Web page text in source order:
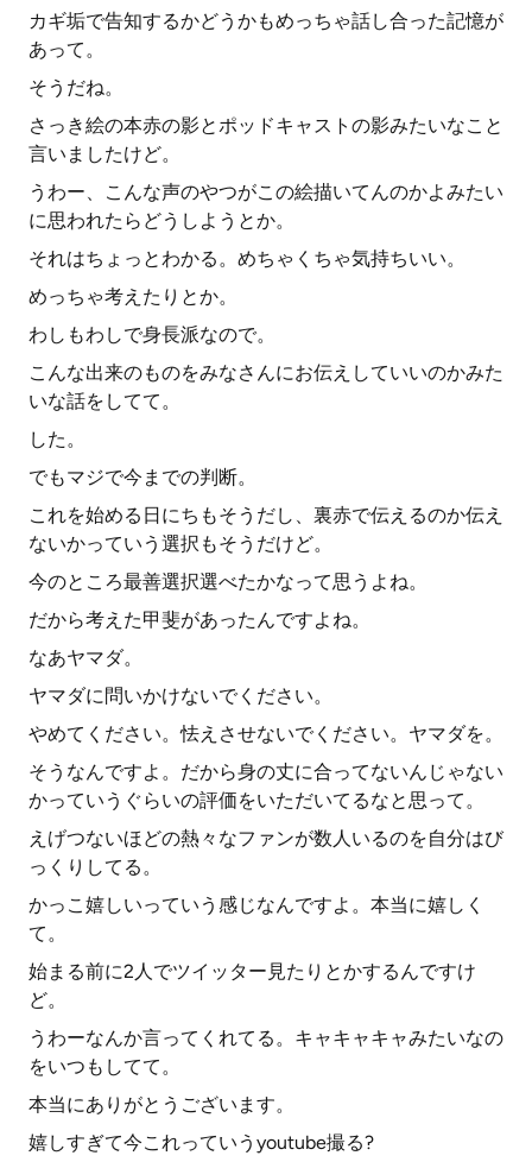
カギ垢で告知するかどうかもめっちゃ話し合った記憶が
あって。
そうだね。
さっき絵の本赤の影とポッドキャストの影みたいなこと
言いましたけど。
うわー、こんな声のやつがこの絵描いてんのかよみたい
に思われたらどうしようとか。
それはちょっとわかる。めちゃくちゃ気持ちいい。
めっちゃ考えたりとか。
わしもわしで身長派なので。
こんな出来のものをみなさんにお伝えしていいのかみた
いな話をしてて。
した。
でもマジで今までの判断。
これを始める日にちもそうだし、裏赤で伝えるのか伝え
ないかっていう選択もそうだけど。
今のところ最善選択選べたかなって思うよね。
だから考えた甲斐があったんですよね。
なあヤマダ。
ヤマダに問いかけないでください。
やめてください。怯えさせないでください。ヤマダを。
そうなんですよ。だから身の丈に合ってないんじゃない
かっていうぐらいの評価をいただいてるなと思って。
えげつないほどの熱々なファンが数人いるのを自分はび
っくりしてる。
かっこ嬉しいっていう感じなんですよ。本当に嬉しく
て。
始まる前に2人でツイッター見たりとかするんですけ
ど。
うわーなんか言ってくれてる。キャキャキャみたいなの
をいつもしてて。
本当にありがとうございます。
嬉しすぎて今これっていうyoutube撮る?